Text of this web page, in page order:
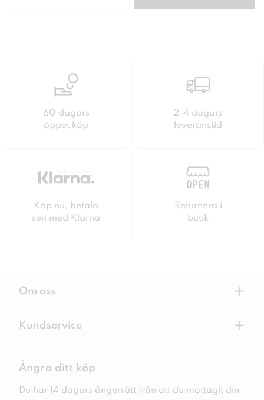
60 dagars
öppet köp
2-4 dagars
leveranstid
Köp nu, betala
sen med Klarna
Returnera i
butik
Om oss +
Kundservice +
Ångra ditt köp
Du har 14 dagars ångerrätt från att du mottagit din